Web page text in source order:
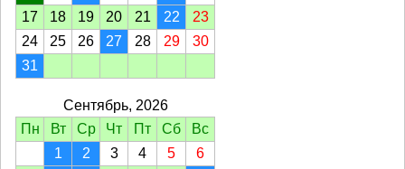
17
18 19 20 21 22
23
24
25 26 27 28 29
30
31
Сентябрь, 2026
Пн
Вт Ср Чт Пт Сб
Вс
1
2 3 4 5
6